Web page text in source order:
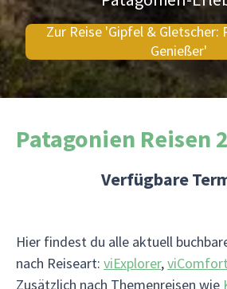
Zur Reise 'Gipfel & Gletscher:
Genießer'
Patagonien Reisen
Verfügbare
Hier findest du alle aktuell
nach Reiseart: viExplorer,viComfort
Zusätzlich nach Themenreisen wie